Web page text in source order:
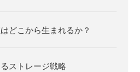
どこから生まれるか？
ストレージ戦略